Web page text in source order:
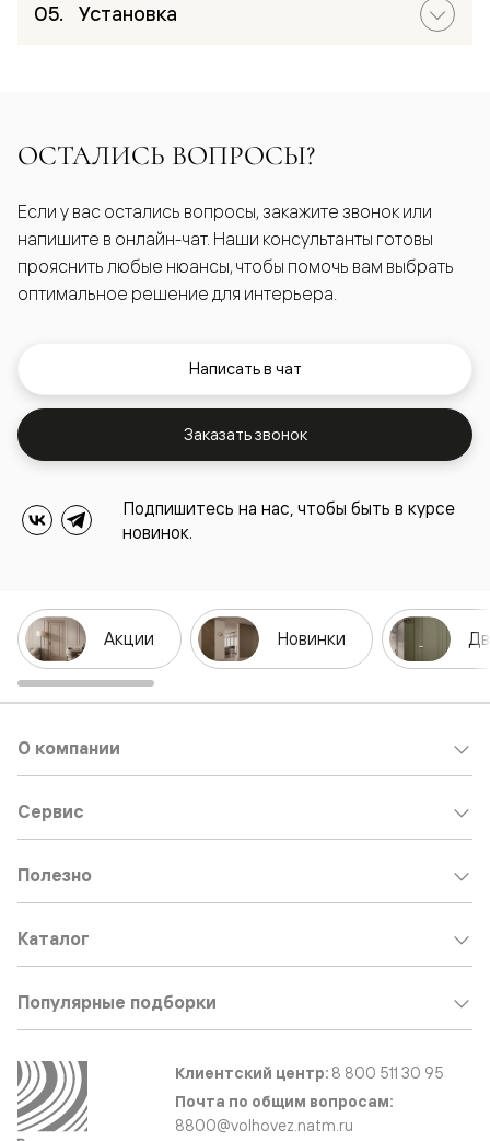
Установка
ОСТАЛИСЬ ВОПРОСЫ?
Если у вас остались вопросы, закажите звонок или
напишите в онлайн-чат. Наши консультанты готовы
прояснить любые нюансы, чтобы помочь вам выбрать
оптимальное решение для интерьера.
Написать в чат
Заказать звонок
Подпишитесь на нас, чтобы быть в курсе
новинок.
Акции Новинки
О компании
Сервис
Полезно
Каталог
Популярные подборки
Клиентский центр: 8 800 511 30 95
Почта по общим вопросам:
8800@volhovez.natm.ru